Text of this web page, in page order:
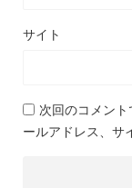
サイト
次回のコメン
ールアドレス、サ